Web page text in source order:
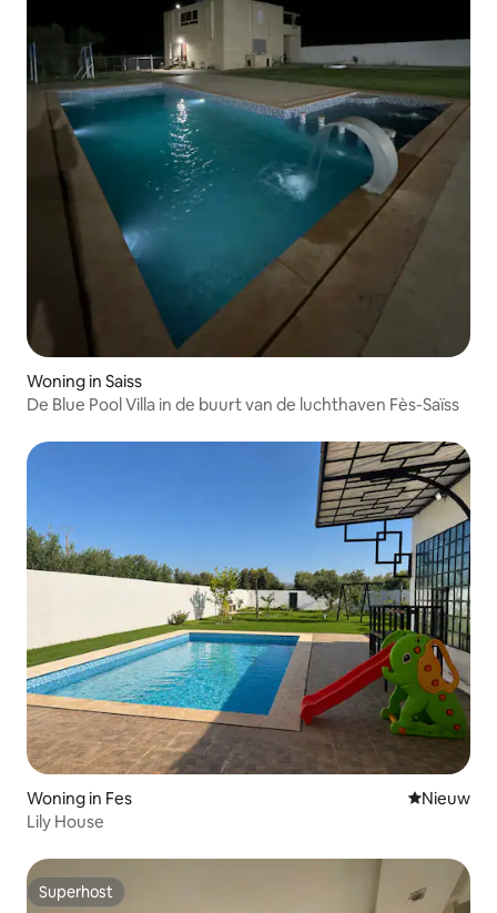
Woning in Saiss
De Blue Pool Villa in de buurt van de luchthaven Fès-Saïss
Woning in Fes Nieuwe
Nieuw
Lily House
Superhost
Superhost